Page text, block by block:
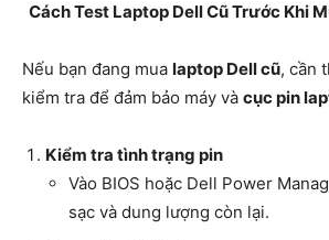
Cách Test Laptop Dell Cũ Trước Khi
Nếu bạn đang mua laptop Dell cũ, cần
kiểm tra để đảm bảo máy và cục pin
Kiểm tra tình trạng pin
Vào BIOS hoặc Dell Power
sạc và dung lượng còn lại.